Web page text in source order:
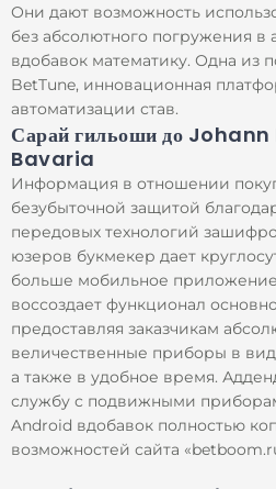
Они дают возможность
без абсолютного погружения
вдобавок математику. Одна из
BetTune, инновационная
автоматизации став.
Сарай гильоши до
Bavaria
Информация в отношении
безубыточной защитой
передовых технологий
юзеров букмекер дает
больше мобильное
воссоздает функционал
предоставляя заказчикам
величественные приборы в
а также в удобное время.
службу с подвижными
Android вдобавок полностью
возможностей сайта